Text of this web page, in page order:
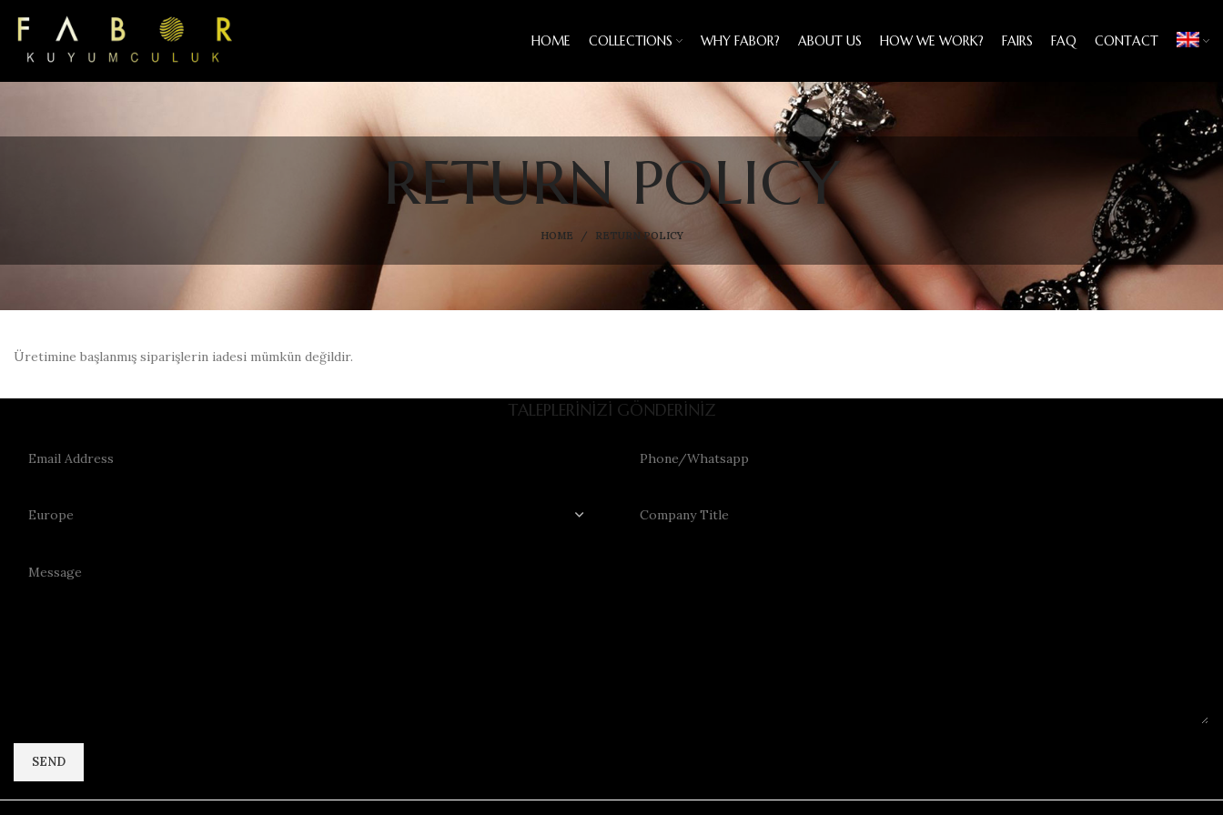
HOME COLLECTIONS WHY FABOR? ABOUT US HOW WE WORK? FAIRS FAQ CONTACT
RETURN POLICY
HOME RETURN POLICY
Üretimine başlanmış siparişlerin iadesi mümkün değildir.
TALEPLERİNİZİ GÖNDERİNİZ